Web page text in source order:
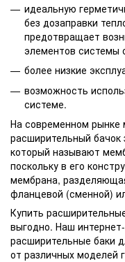
идеальную
без дозаправки
предотвращает
элементов системы
более низкие
возможность
системе.
На современном рынке
расширительный бачок
который называют
поскольку в его
мембрана,
фланцевой (сменной)
Купить
выгодно. Наш
расширительные баки
от различных моделей